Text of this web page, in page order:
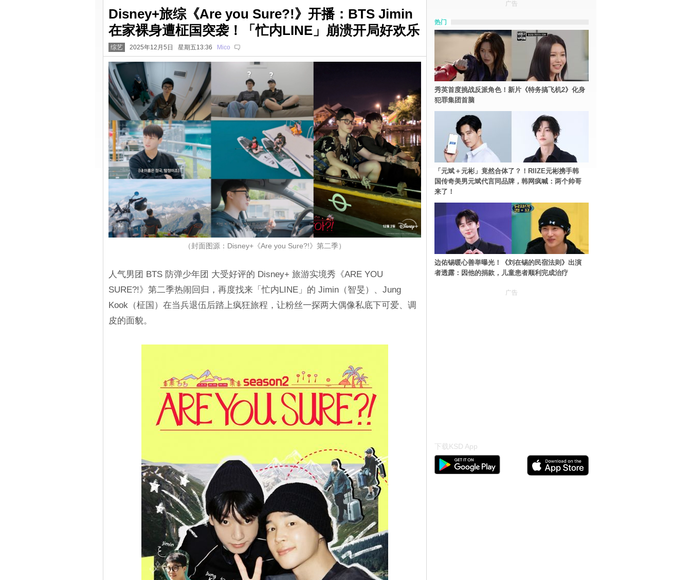
Disney+旅综《Are you Sure?!》开播：BTS Jimin
在家裸身遭柾国突袭！「忙内LINE」崩溃开局好欢乐
综艺 2025年12月5日 星期五13:36 Mico
（封面图源：Disney+《Are you Sure?!》第二季）
人气男团 BTS 防弹少年团 大受好评的 Disney+ 旅游实境秀《ARE YOU
SURE?!》第二季热闹回归，再度找来「忙内LINE」的 Jimin（智旻）、Jung
Kook（柾国）在当兵退伍后踏上疯狂旅程，让粉丝一探两大偶像私底下可爱、调
皮的面貌。
广告
热门
秀英首度挑战反派角色！新片《特务搞飞机2》化身
犯罪集团首脑
「元斌＋元彬」竟然合体了？！RIIZE元彬携手韩
国传奇美男元斌代言同品牌，韩网疯喊：两个帅哥
来了！
边佑锡暖心善举曝光！《刘在锡的民宿法则》出演
者透露：因他的捐款，儿童患者顺利完成治疗
广告
下载KSD App